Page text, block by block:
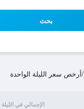
بحث
/أرخص سعر الليلة الواحدة
الإجمالي في الليلة